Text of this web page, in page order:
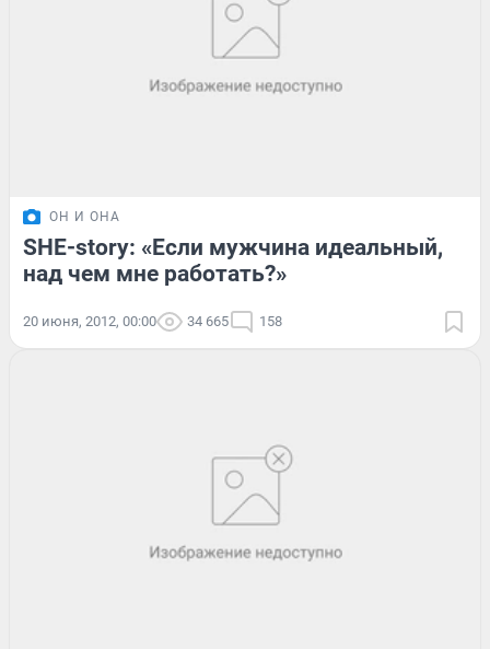
ОН И ОНА
SHE-story: «Если мужчина идеальный,
над чем мне работать?»
20 июня, 2012, 00:00 34 665 158